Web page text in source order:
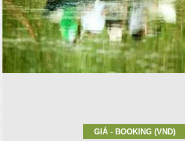
GIÁ - BOOKING (VND)